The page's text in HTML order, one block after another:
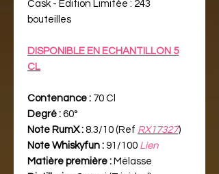
Cask - Edition Limitée : 243
bouteilles
DISPONIBLE EN ECHANTILLON 5
CL
Contenance : 70 Cl
Degré : 60°
Note RumX : 8.3/10 (Ref RX17327)
Note Whiskyfun : 91/100 Lien
Matière première : Mélasse